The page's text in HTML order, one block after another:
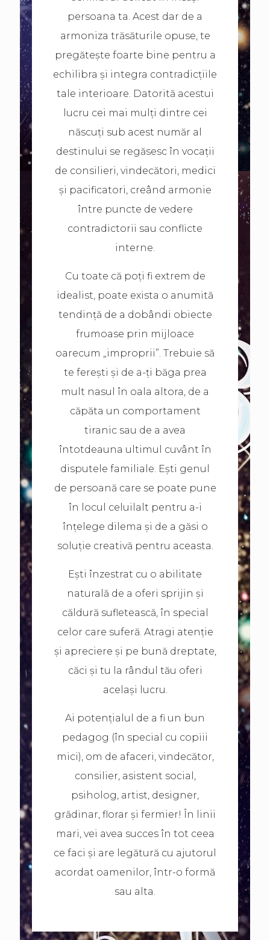
persoana ta. Acest dar de a
armoniza trăsăturile opuse, te
pregătește foarte bine pentru a
echilibra și integra contradicțiile
tale interioare. Datorită acestui
lucru cei mai mulți dintre cei
născuți sub acest număr al
destinului se regăsesc în vocații
de consilieri, vindecători, medici
și pacificatori, creând armonie
între puncte de vedere
contradictorii sau conflicte
interne.
Cu toate că poți fi extrem de
idealist, poate exista o anumită
tendință de a dobândi obiecte
frumoase prin mijloace
oarecum „improprii”. Trebuie să
te ferești și de a-ți băga prea
mult nasul în oala altora, de a
căpăta un comportament
tiranic sau de a avea
întotdeauna ultimul cuvânt în
disputele familiale. Ești genul
de persoană care se poate pune
în locul celuilalt pentru a-i
înțelege dilema și de a găsi o
soluție creativă pentru aceasta.
Ești înzestrat cu o abilitate
naturală de a oferi sprijin și
căldură sufletească, în special
celor care suferă. Atragi atenție
și apreciere și pe bună dreptate,
căci și tu la rândul tău oferi
același lucru.
Ai potențialul de a fi un bun
pedagog (în special cu copiii
mici), om de afaceri, vindecător,
consilier, asistent social,
psiholog, artist, designer,
grădinar, florar și fermier! În linii
mari, vei avea succes în tot ceea
ce faci și are legătură cu ajutorul
acordat oamenilor, într-o formă
sau alta.